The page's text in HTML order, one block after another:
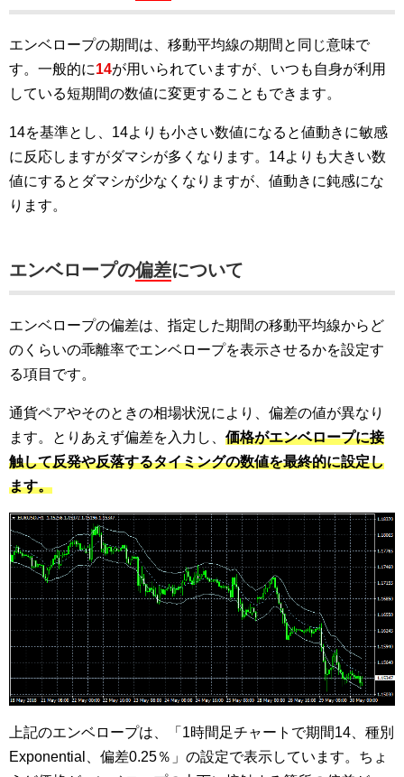
エンベロープの期間は、移動平均線の期間と同じ意味で
す。一般的に14が用いられていますが、いつも自身が利用
している短期間の数値に変更することもできます。
14を基準とし、14よりも小さい数値になると値動きに敏感
に反応しますがダマシが多くなります。14よりも大きい数
値にするとダマシが少なくなりますが、値動きに鈍感にな
ります。
エンベロープの偏差について
エンベロープの偏差は、指定した期間の移動平均線からど
のくらいの乖離率でエンベロープを表示させるかを設定す
る項目です。
通貨ペアやそのときの相場状況により、偏差の値が異なり
ます。とりあえず偏差を入力し、 価格がエンベロープに接
触して反発や反落するタイミングの数値を最終的に設定し
ます。
上記のエンベロープは、「1時間足チャートで期間14、種別
Exponential、偏差0.25％」の設定で表示しています。ちょ